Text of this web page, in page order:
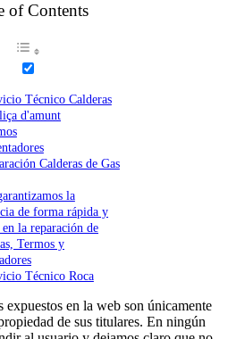
of Contents
Técnico Calderas
d'amunt
Calderas de Gas
la
de forma rápida y
en la reparación de
Termos y
Técnico Roca
en la web son únicamente
de sus titulares. En ningún